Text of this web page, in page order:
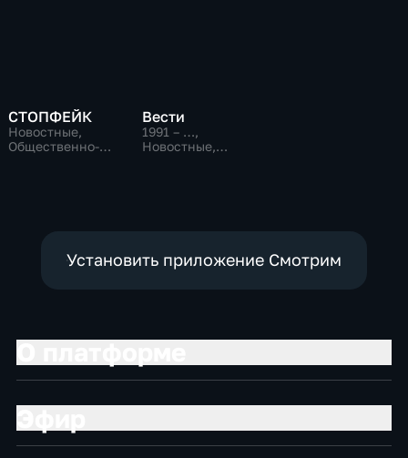
СТОПФЕЙК
Новостные,
Общественно-
Вести
1991 – …,
Новостные,
Установить приложение Смотрим